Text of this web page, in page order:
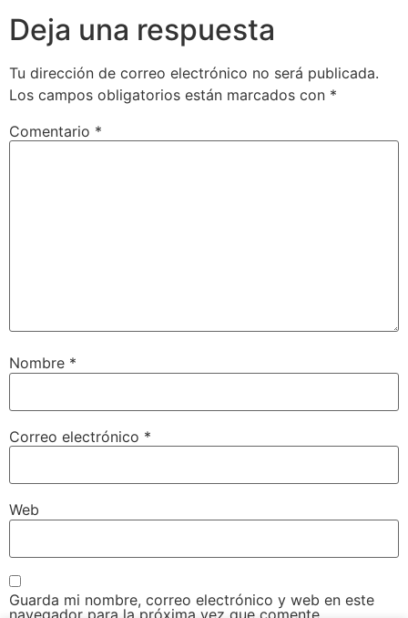
Deja una respuesta
Tu dirección de correo electrónico no será publicada.
Los campos obligatorios están marcados con *
Comentario *
Nombre *
Correo electrónico *
Web
Guarda mi nombre, correo electrónico y web en este